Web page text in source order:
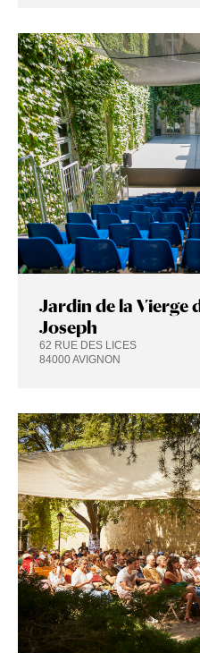
Jardin de la Vierge
Joseph
62 RUE DES LICES
84000 AVIGNON